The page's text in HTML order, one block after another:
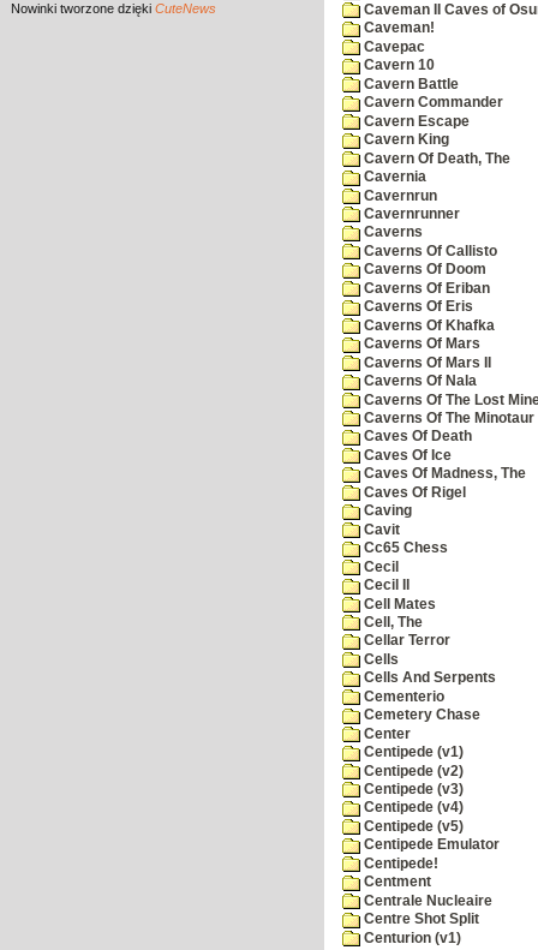
Nowinki tworzone dzięki CuteNews
Caveman II Caves of
Caveman!
Cavepac
Cavern 10
Cavern Battle
Cavern Commander
Cavern Escape
Cavern King
Cavern Of Death, The
Cavernia
Cavernrun
Cavernrunner
Caverns
Caverns Of Callisto
Caverns Of Doom
Caverns Of Eriban
Caverns Of Eris
Caverns Of Khafka
Caverns Of Mars
Caverns Of Mars II
Caverns Of Nala
Caverns Of The Lost
Caverns Of The Minotaur
Caves Of Death
Caves Of Ice
Caves Of Madness, The
Caves Of Rigel
Caving
Cavit
Cc65 Chess
Cecil
Cecil II
Cell Mates
Cell, The
Cellar Terror
Cells
Cells And Serpents
Cementerio
Cemetery Chase
Center
Centipede (v1)
Centipede (v2)
Centipede (v3)
Centipede (v4)
Centipede (v5)
Centipede Emulator
Centipede!
Centment
Centrale Nucleaire
Centre Shot Split
Centurion (v1)